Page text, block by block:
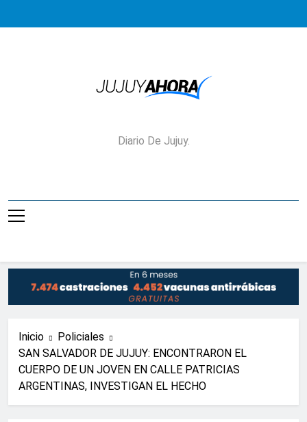
Jujuy Ahora!
Diario De Jujuy.
Inicio
Policiales
SAN SALVADOR DE JUJUY: ENCONTRARON EL
CUERPO DE UN JOVEN EN CALLE PATRICIAS
ARGENTINAS, INVESTIGAN EL HECHO